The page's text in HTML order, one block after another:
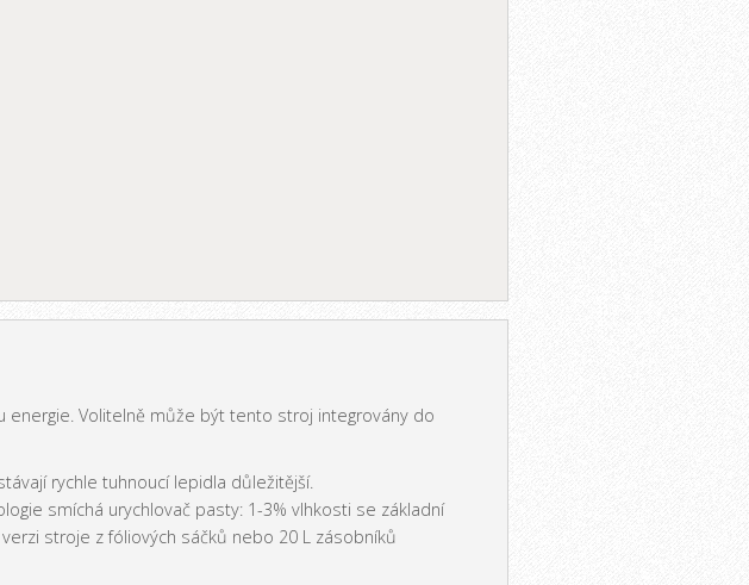
Volitelně může být tento stroj integrovány do
rychle tuhnoucí lepidla důležitější.
smíchá urychlovač pasty: 1-3% vlhkosti se základní
stroje z fóliových sáčků nebo 20 L zásobníků